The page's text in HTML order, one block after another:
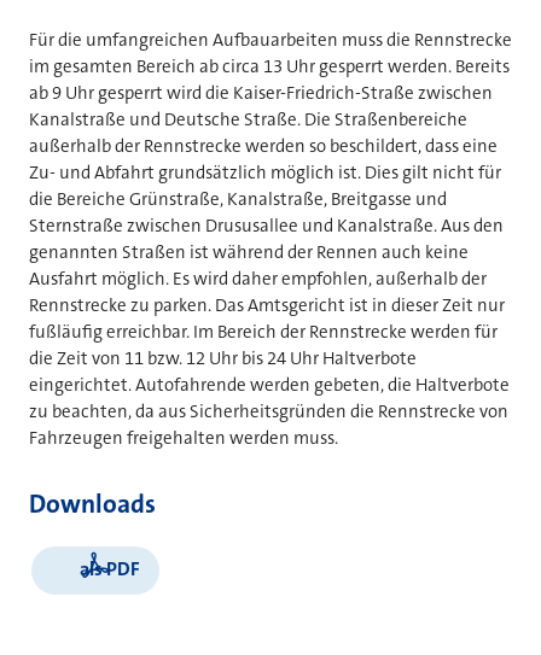
Für die umfangreichen Aufbauarbeiten muss die Rennstrecke
im gesamten Bereich ab circa 13 Uhr gesperrt werden. Bereits
ab 9 Uhr gesperrt wird die Kaiser-Friedrich-Straße zwischen
Kanalstraße und Deutsche Straße. Die Straßenbereiche
außerhalb der Rennstrecke werden so beschildert, dass eine
Zu- und Abfahrt grundsätzlich möglich ist. Dies gilt nicht für
die Bereiche Grünstraße, Kanalstraße, Breitgasse und
Sternstraße zwischen Drususallee und Kanalstraße. Aus den
genannten Straßen ist während der Rennen auch keine
Ausfahrt möglich. Es wird daher empfohlen, außerhalb der
Rennstrecke zu parken. Das Amtsgericht ist in dieser Zeit nur
fußläufig erreichbar. Im Bereich der Rennstrecke werden für
die Zeit von 11 bzw. 12 Uhr bis 24 Uhr Haltverbote
eingerichtet. Autofahrende werden gebeten, die Haltverbote
zu beachten, da aus Sicherheitsgründen die Rennstrecke von
Fahrzeugen freigehalten werden muss.
Downloads
als PDF